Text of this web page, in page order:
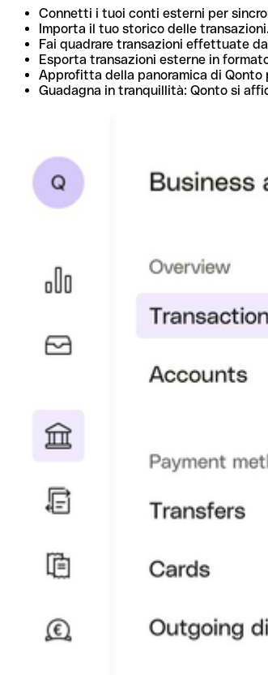
Connetti i tuoi conti esterni per
Importa il tuo storico delle transazioni.
Fai quadrare transazioni effettuate
Esporta transazioni esterne in
Approfitta della panoramica di Qonto
Guadagna in tranquillità: Qonto si